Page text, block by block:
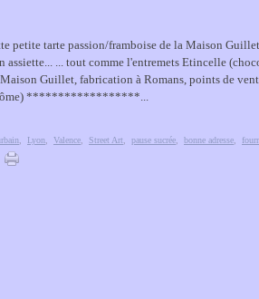
petite tarte passion/framboise de la Maison
assiette... ... tout comme l'entremets Etincelle
Guillet, fabrication à Romans, points de
******************...
Lyon Valence Street Art pause sucrée bonne adresse